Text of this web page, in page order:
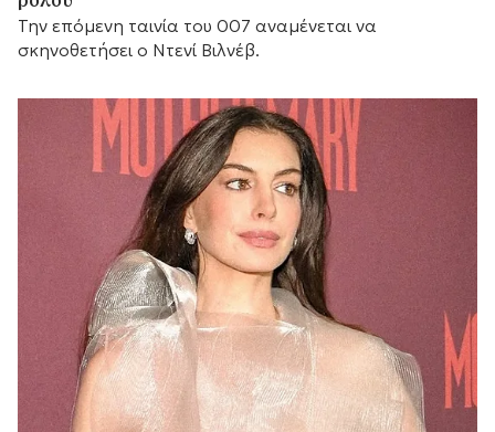
Την επόμενη ταινία του 007 αναμένεται να
σκηνοθετήσει ο Ντενί Βιλνέβ.